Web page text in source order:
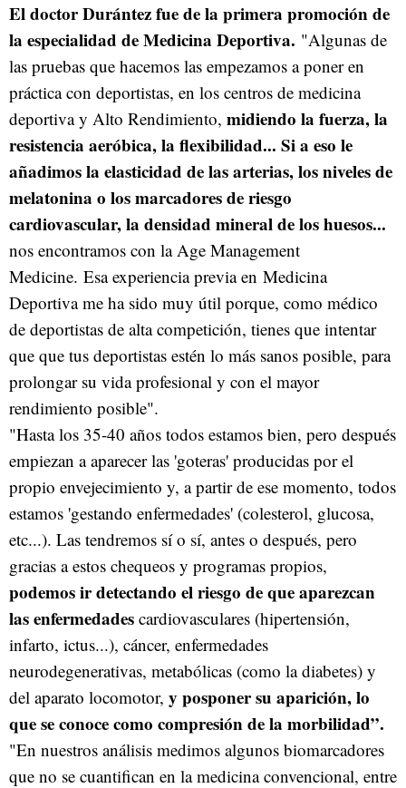
El doctor Durántez fue de la primera promoción de
la especialidad de Medicina Deportiva. "Algunas de
las pruebas que hacemos las empezamos a poner en
práctica con deportistas, en los centros de medicina
deportiva y Alto Rendimiento, midiendo la fuerza, la
resistencia aeróbica, la flexibilidad... Si a eso le
añadimos la elasticidad de las arterias, los niveles de
melatonina o los marcadores de riesgo
cardiovascular, la densidad mineral de los huesos...
nos encontramos con la Age Management
Medicine. Esa experiencia previa en Medicina
Deportiva me ha sido muy útil porque, como médico
de deportistas de alta competición, tienes que intentar
que que tus deportistas estén lo más sanos posible, para
prolongar su vida profesional y con el mayor
rendimiento posible".
"Hasta los 35-40 años todos estamos bien, pero después
empiezan a aparecer las 'goteras' producidas por el
propio envejecimiento y, a partir de ese momento, todos
estamos 'gestando enfermedades' (colesterol, glucosa,
etc...). Las tendremos sí o sí, antes o después, pero
gracias a estos chequeos y programas propios,
podemos ir detectando el riesgo de que aparezcan
las enfermedades cardiovasculares (hipertensión,
infarto, ictus...), cáncer, enfermedades
neurodegenerativas, metabólicas (como la diabetes) y
del aparato locomotor, y posponer su aparición, lo
que se conoce como compresión de la morbilidad”.
"En nuestros análisis medimos algunos biomarcadores
que no se cuantifican en la medicina convencional, entre